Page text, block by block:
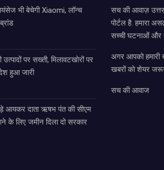
भी बेचेगी Xiaomi, लॉन्च
पर सख्ती, मिलावटखोरों पर
हुआ जारी
आयकर दाता ऋषभ पंत की सीएम
के लिए जमीन दिला दो सरकार
सच की आवाज़
पोर्टल है. हमारा
सच्ची घटनाओं और
अगर आपको हमारी
खबरों को शेयर
सच की आवाज